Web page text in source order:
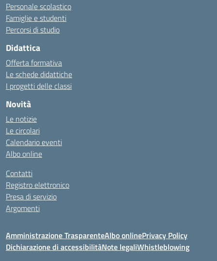
Personale scolastico
Famiglie e studenti
Percorsi di studio
Didattica
Offerta formativa
Le schede didattiche
I progetti delle classi
Novità
Le notizie
Le circolari
Calendario eventi
Albo online
Contatti
Registro elettronico
Presa di servizio
Argomenti
Amministrazione TrasparenteAlbo onlinePrivacy Policy
Dichiarazione di accessibilitàNote legaliWhistleblowing